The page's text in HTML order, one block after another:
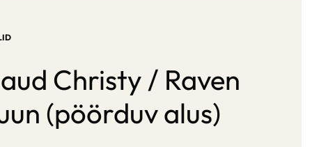
Christy / Raven
(pöörduv alus)